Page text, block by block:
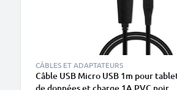
CÂBLES ET ADAPTATEURS
Câble USB Micro USB 1m pour